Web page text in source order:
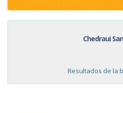
Chedraui
Resultados de la